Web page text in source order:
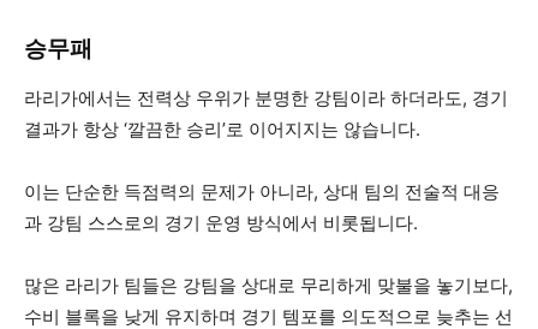
승무패
라리가에서는 전력상 우위가 분명한 강팀이라 하더라도, 경기
결과가 항상 ‘깔끔한 승리’로 이어지지는 않습니다.
이는 단순한 득점력의 문제가 아니라, 상대 팀의 전술적 대응
과 강팀 스스로의 경기 운영 방식에서 비롯됩니다.
많은 라리가 팀들은 강팀을 상대로 무리하게 맞불을 놓기보다,
수비 블록을 낮게 유지하며 경기 템포를 의도적으로 늦추는 선